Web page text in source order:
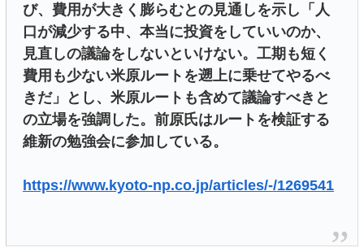
び、費用が大きく膨らむとの見通しを示し「人
口が減少する中、本当に投資をしていいのか、
見直しの議論をしないといけない。工期も短く
費用も少ない米原ルートを遡上に乗せてやるべ
きだ」とし、米原ルートも含めて議論すべきと
の立場を強調した。前原氏はルートを検証する
維新の勉強会に参加している。
https://www.kyoto-np.co.jp/articles/-/1269541